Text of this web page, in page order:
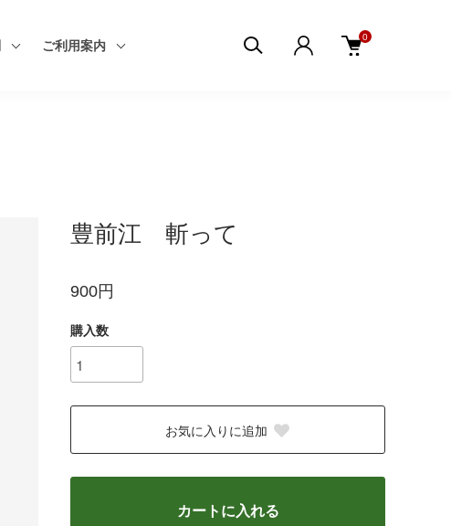
ご利用案内
0
豊前江 斬って
900円
購入数
お気に入りに追加
カートに入れる